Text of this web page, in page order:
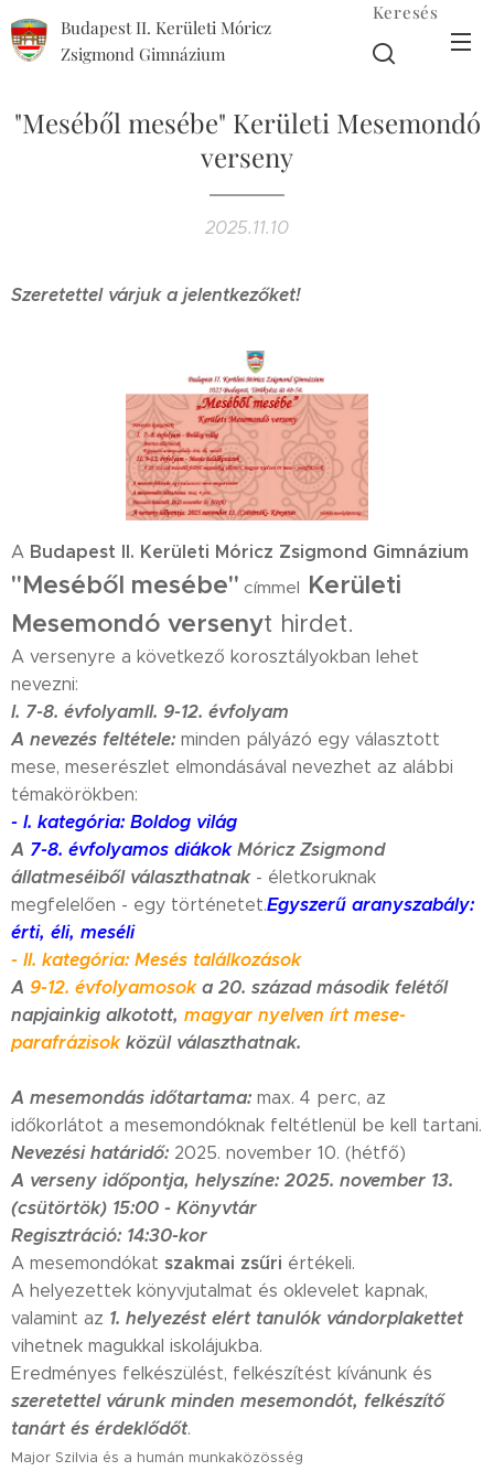
Budapest II. Kerületi Móricz
Zsigmond Gimnázium
Keresés
"Meséből mesébe" Kerületi Mesemondó
verseny
2025.11.10
Szeretettel várjuk a jelentkezőket!
A Budapest II. Kerületi Móricz Zsigmond Gimnázium
"Meséből mesébe" címmel Kerületi
Mesemondó versenyt hirdet.
A versenyre a következő korosztályokban lehet
nevezni:
I. 7-8. évfolyamII. 9-12. évfolyam
A nevezés feltétele: minden pályázó egy választott
mese, meserészlet elmondásával nevezhet az alábbi
témakörökben:
- I. kategória: Boldog világ
A 7-8. évfolyamos diákokMóricz Zsigmond
állatmeséiből választhatnak- életkoruknak
megfelelően - egy történetet.Egyszerű aranyszabály:
érti, éli, meséli
- II. kategória: Mesés találkozások
A 9-12. évfolyamosoka 20. század második felétől
napjainkig alkotott, magyar nyelven írt mese-
parafrázisok közül választhatnak.
A mesemondás időtartama: max. 4 perc, az
időkorlátot a mesemondóknak feltétlenül be kell tartani.
Nevezési határidő: 2025. november 10. (hétfő)
A verseny időpontja, helyszíne: 2025. november 13.
(csütörtök) 15:00 - Könyvtár
Regisztráció: 14:30-kor
A mesemondókat szakmai zsűri értékeli.
A helyezettek könyvjutalmat és oklevelet kapnak,
valamint az 1. helyezést elért tanulók vándorplakettet
vihetnek magukkal iskolájukba.
Eredményes felkészülést, felkészítést kívánunk és
szeretettel várunk minden mesemondót, felkészítő
tanárt és érdeklődőt.
Major Szilvia és a humán munkaközösség